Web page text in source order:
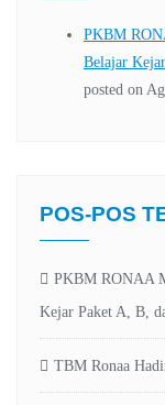
POS-POS
PKBM RONAA
Kejar Paket A, B,
TBM Ronaa